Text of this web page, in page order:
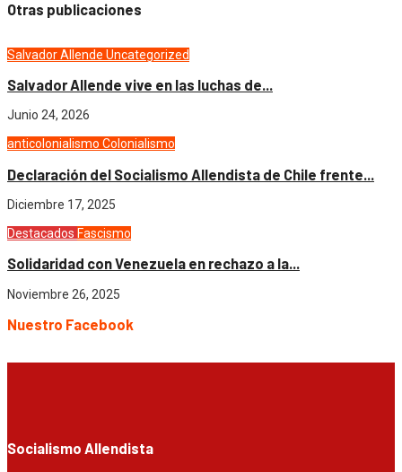
Otras publicaciones
Salvador Allende Uncategorized
Salvador Allende vive en las luchas de...
Junio 24, 2026
anticolonialismo Colonialismo
Declaración del Socialismo Allendista de Chile frente...
Diciembre 17, 2025
Destacados Fascismo
Solidaridad con Venezuela en rechazo a la...
Noviembre 26, 2025
Nuestro Facebook
Socialismo Allendista